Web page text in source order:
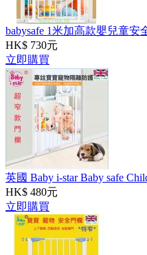
babysafe 1米加高款嬰兒童安
HK$ 730元
立即購買
英國 Baby i-star Baby safe
HK$ 480元
立即購買